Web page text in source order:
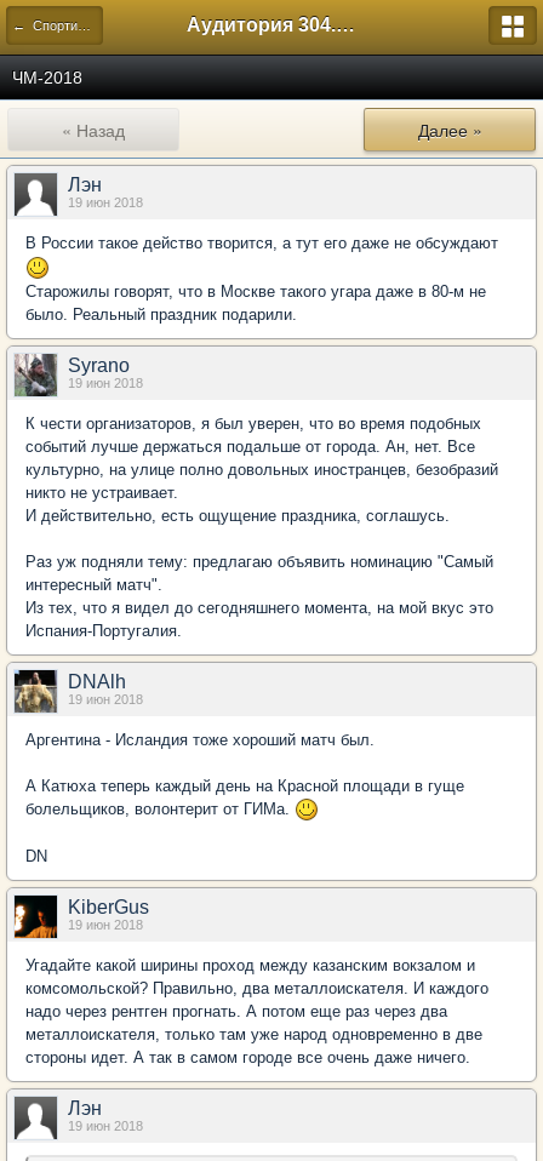
← Спортивный Аудитория 304. История России
ЧМ-2018
« Назад Далее »
Лэн
19 июн 2018
В России такое действо творится, а тут его даже не обсуждают
Старожилы говорят, что в Москве такого угара даже в 80-м не
было. Реальный праздник подарили.
Syrano
19 июн 2018
К чести организаторов, я был уверен, что во время подобных
событий лучше держаться подальше от города. Ан, нет. Все
культурно, на улице полно довольных иностранцев, безобразий
никто не устраивает.
И действительно, есть ощущение праздника, соглашусь.
Раз уж подняли тему: предлагаю объявить номинацию "Самый
интересный матч".
Из тех, что я видел до сегодняшнего момента, на мой вкус это
Испания-Португалия.
DNAlh
19 июн 2018
Аргентина - Исландия тоже хороший матч был.
А Катюха теперь каждый день на Красной площади в гуще
болельщиков, волонтерит от ГИМа.
DN
KiberGus
19 июн 2018
Угадайте какой ширины проход между казанским вокзалом и
комсомольской? Правильно, два металлоискателя. И каждого
надо через рентген прогнать. А потом еще раз через два
металлоискателя, только там уже народ одновременно в две
стороны идет. А так в самом городе все очень даже ничего.
Лэн
19 июн 2018